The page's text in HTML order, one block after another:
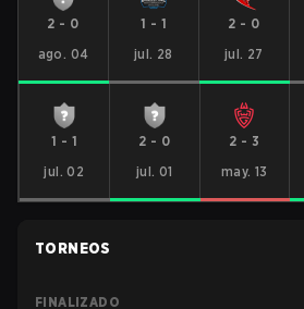
2 - 0
ago. 04
1 - 1
jul. 28
2 - 0
jul. 27
1 - 1
jul. 02
2 - 0
jul. 01
2 - 3
may. 13
TORNEOS
FINALIZADO